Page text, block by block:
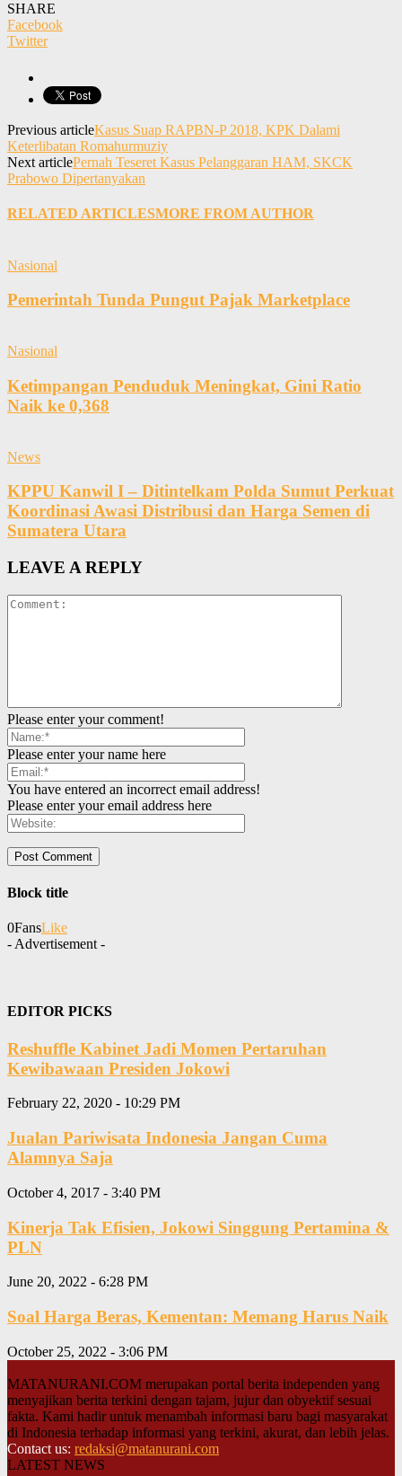
SHARE
Facebook
Twitter
Previous articleKasus Suap RAPBN-P 2018, KPK Dalami
Keterlibatan Romahurmuziy
Next articlePernah Teseret Kasus Pelanggaran HAM, SKCK
Prabowo Dipertanyakan
RELATED ARTICLESMORE FROM AUTHOR
Nasional
Pemerintah Tunda Pungut Pajak Marketplace
Nasional
Ketimpangan Penduduk Meningkat, Gini Ratio
Naik ke 0,368
News
KPPU Kanwil I – Ditintelkam Polda Sumut Perkuat
Koordinasi Awasi Distribusi dan Harga Semen di
Sumatera Utara
LEAVE A REPLY
Please enter your comment!
Please enter your name here
You have entered an incorrect email address!
Please enter your email address here
Block title
0FansLike
- Advertisement -
EDITOR PICKS
Reshuffle Kabinet Jadi Momen Pertaruhan
Kewibawaan Presiden Jokowi
February 22, 2020 - 10:29 PM
Jualan Pariwisata Indonesia Jangan Cuma
Alamnya Saja
October 4, 2017 - 3:40 PM
Kinerja Tak Efisien, Jokowi Singgung Pertamina &
PLN
June 20, 2022 - 6:28 PM
Soal Harga Beras, Kementan: Memang Harus Naik
October 25, 2022 - 3:06 PM
MATANURANI.COM merupakan portal berita independen yang
menyajikan berita terkini dengan tajam, jujur dan obyektif sesuai
fakta. Kami hadir untuk menambah informasi baru bagi masyarakat
di Indonesia terhadap informasi yang terkini, akurat, dan lebih jelas.
Contact us: redaksi@matanurani.com
LATEST NEWS